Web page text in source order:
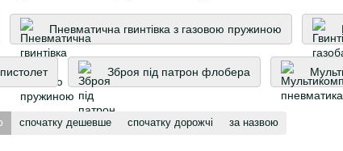
Пневматична гвинтівка з газовою пружиною
Зброя під патрон флобера
спочатку дешевше спочатку дорожчі за назвою